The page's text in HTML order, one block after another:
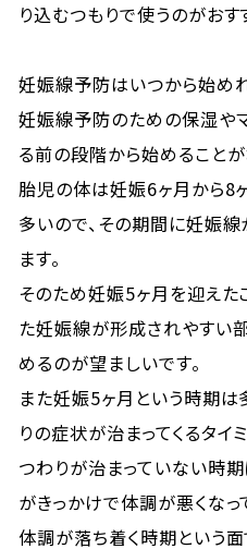
り込むつもりで使うのがおす
妊娠線予防はいつから始め
妊娠線予防のための保湿や
る前の段階から始めることが
胎児の体は妊娠6ヶ月から8
多いので、その期間に妊娠
ます。
そのため妊娠5ヶ月を迎えた
た妊娠線が形成されやすい
めるのが望ましいです。
また妊娠5ヶ月という時期は
りの症状が治まってくるタイ
つわりが治まっていない時
がきっかけで体調が悪くなっ
体調が落ち着く時期という